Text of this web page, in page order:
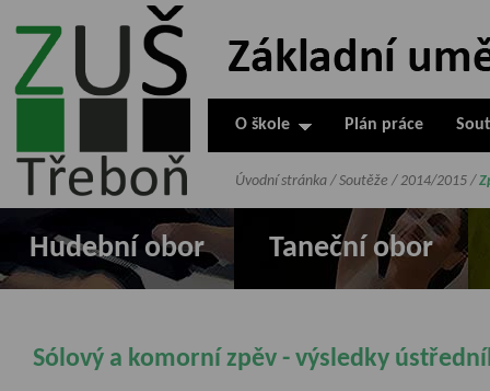
ZUŠ Třeboň -
Základní
umělecká škola
O škole Plán práce
Hudební obor Taneční obor
Úvodní stránka / Soutěže / 2014/2015 /
Sólový a komorní zpěv - výsledky